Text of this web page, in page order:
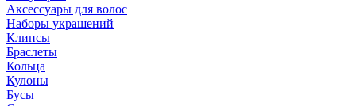
Аксессуары для волос
Наборы украшений
Клипсы
Браслеты
Кольца
Кулоны
Бусы